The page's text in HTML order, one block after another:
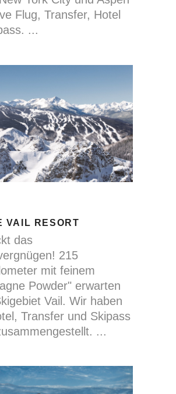
Flug, Transfer, Hotel
VAIL RESORT
das
215
mit feinem
Powder" erwarten
Vail. Wir haben
Transfer und Skipass